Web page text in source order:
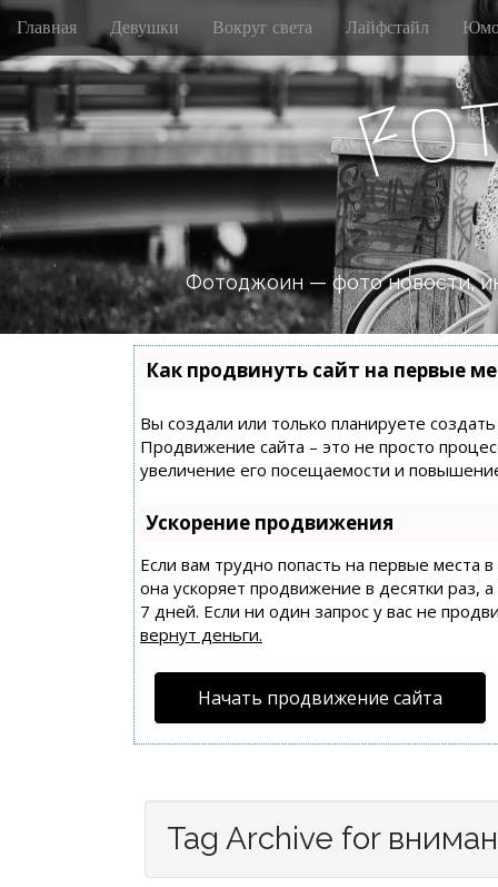
M
i
n
m
e
n
u
S
i
p
t
o
c
o
n
t
e
Главная Девушки Вокруг света Лайфстайл
Fo
Фотоджоин — фото новости,
Как продвинуть сайт на первые
Вы создали или только планируете
Продвижение сайта – это не просто
увеличение его посещаемости и
Ускорение продвижения
Если вам трудно попасть на первые места
она ускоряет продвижение в десятки раз,
7 дней. Если ни один запрос у вас не
вернут деньги.
Начать продвижение сайта
Tag Archive for